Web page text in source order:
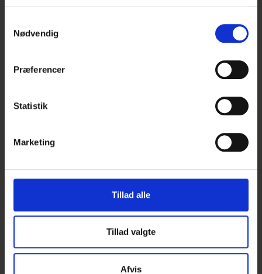
Nødvendig
Præferencer
Statistik
Marketing
Tillad alle
Tillad valgte
Afvis
UDSOLGT